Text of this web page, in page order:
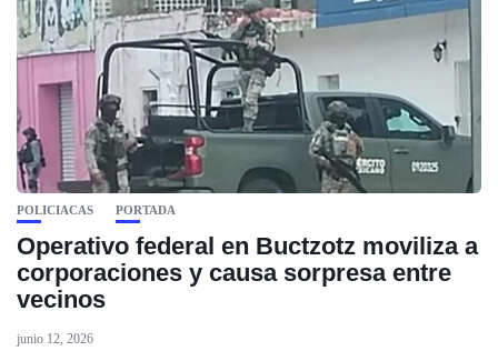
POLICIACAS PORTADA
Operativo federal en Buctzotz moviliza a
corporaciones y causa sorpresa entre
vecinos
junio 12, 2026